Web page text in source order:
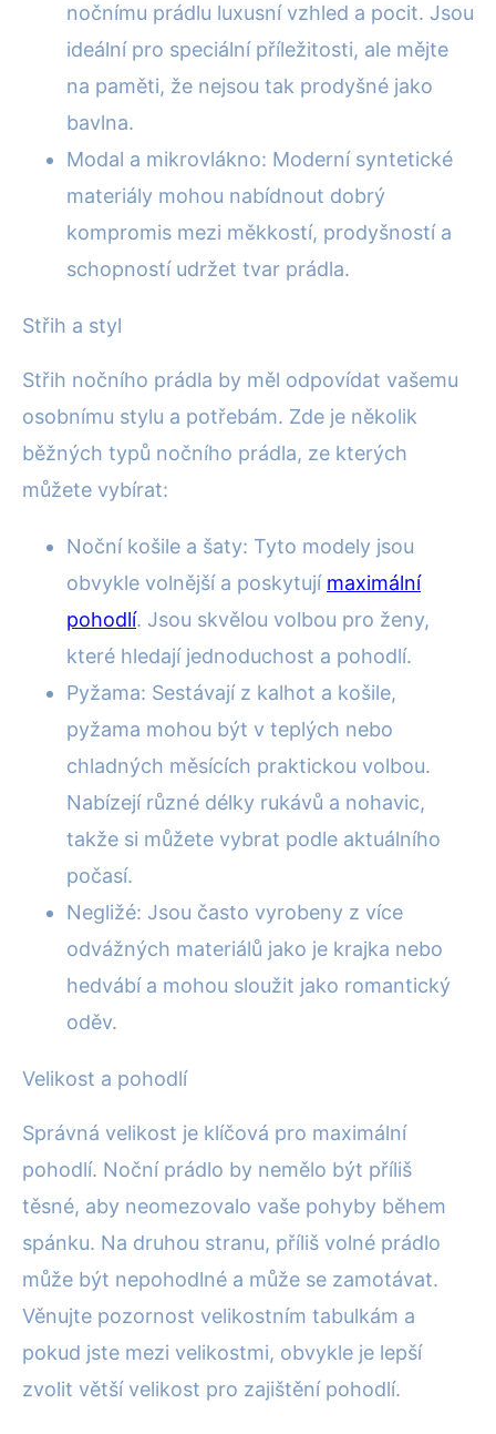
nočnímu prádlu luxusní vzhled a pocit. Jsou
ideální pro speciální příležitosti, ale mějte
na paměti, že nejsou tak prodyšné jako
bavlna.
Modal a mikrovlákno: Moderní syntetické
materiály mohou nabídnout dobrý
kompromis mezi měkkostí, prodyšností a
schopností udržet tvar prádla.
Střih a styl
Střih nočního prádla by měl odpovídat vašemu
osobnímu stylu a potřebám. Zde je několik
běžných typů nočního prádla, ze kterých
můžete vybírat:
Noční košile a šaty: Tyto modely jsou
obvykle volnější a poskytují maximální
pohodlí. Jsou skvělou volbou pro ženy,
které hledají jednoduchost a pohodlí.
Pyžama: Sestávají z kalhot a košile,
pyžama mohou být v teplých nebo
chladných měsících praktickou volbou.
Nabízejí různé délky rukávů a nohavic,
takže si můžete vybrat podle aktuálního
počasí.
Negližé: Jsou často vyrobeny z více
odvážných materiálů jako je krajka nebo
hedvábí a mohou sloužit jako romantický
oděv.
Velikost a pohodlí
Správná velikost je klíčová pro maximální
pohodlí. Noční prádlo by nemělo být příliš
těsné, aby neomezovalo vaše pohyby během
spánku. Na druhou stranu, příliš volné prádlo
může být nepohodlné a může se zamotávat.
Věnujte pozornost velikostním tabulkám a
pokud jste mezi velikostmi, obvykle je lepší
zvolit větší velikost pro zajištění pohodlí.